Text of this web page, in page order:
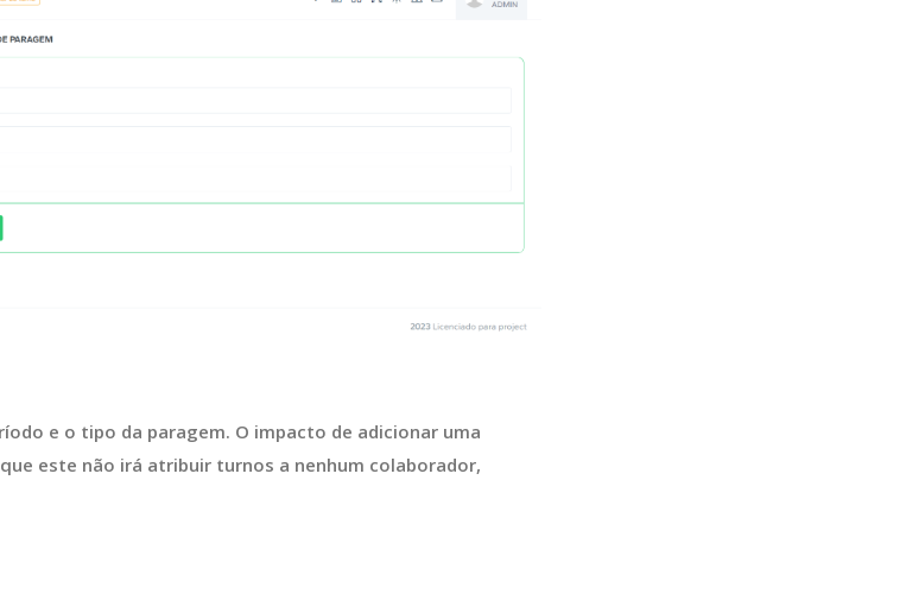
e o tipo da paragem. O impacto de adicionar uma
este não irá atribuir turnos a nenhum colaborador,